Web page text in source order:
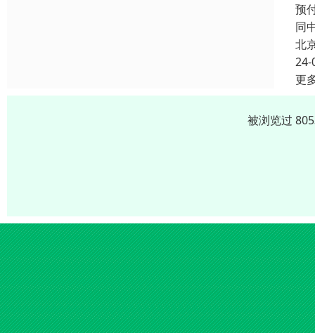
预
同
北
24-
更
被浏览过